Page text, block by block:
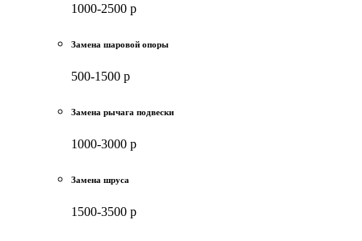
1000-2500 р
Замена шаровой опоры
500-1500 р
Замена рычага подвески
1000-3000 р
Замена шруса
1500-3500 р